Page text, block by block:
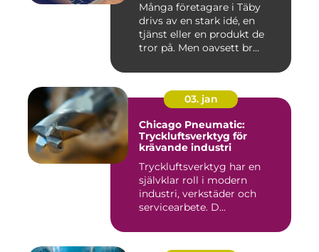
Många företagare i Täby
drivs av en stark idé, en
tjänst eller en produkt de
tror på. Men oavsett br...
03. jan
Chicago Pneumatic:
Tryckluftsverktyg för
krävande industri
Tryckluftsverktyg har en
självklar roll i modern
industri, verkstäder och
servicearbete. D...